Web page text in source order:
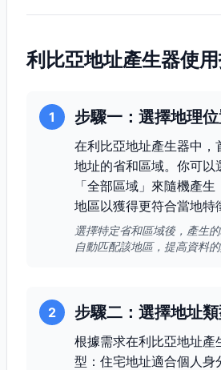
利比亞地址產生器使
1 步驟一：選擇地理
在利比亞地址產生器中，
地址的省和區域。你可以
「全部區域」來隨機產
地區以獲得更符合當地特
選擇特定省和區域後，產生
自動匹配該地區，提高資料的
2 步驟二：選擇地址
根據需求在利比亞地址產
型：住宅地址適合個人身